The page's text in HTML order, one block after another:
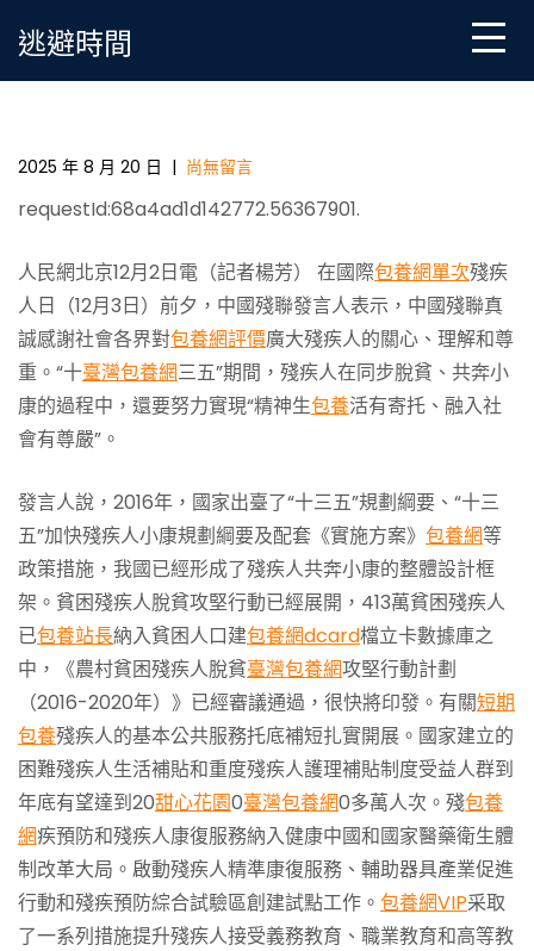
逃避時間
“十三五”殘疾一包養網心得人努力實現融入社會有尊嚴
2025 年 8 月 20 日 | 尚無留言
requestId:68a4ad1d142772.56367901.
人民網北京12月2日電（記者楊芳） 在國際包養網單次殘疾
人日（12月3日）前夕，中國殘聯發言人表示，中國殘聯真
誠感謝社會各界對包養網評價廣大殘疾人的關心、理解和尊
重。“十臺灣包養網三五”期間，殘疾人在同步脫貧、共奔小
康的過程中，還要努力實現“精神生包養活有寄托、融入社
會有尊嚴”。
發言人說，2016年，國家出臺了“十三五”規劃綱要、“十三
五”加快殘疾人小康規劃綱要及配套《實施方案》 包養網等
政策措施，我國已經形成了殘疾人共奔小康的整體設計框
架。貧困殘疾人脫貧攻堅行動已經展開，413萬貧困殘疾人
已包養站長納入貧困人口建包養網dcard檔立卡數據庫之
中，《農村貧困殘疾人脫貧臺灣包養網攻堅行動計劃
（2016-2020年）》已經審議通過，很快將印發。有關短期
包養殘疾人的基本公共服務托底補短扎實開展。國家建立的
困難殘疾人生活補貼和重度殘疾人護理補貼制度受益人群到
年底有望達到20甜心花園0臺灣包養網0多萬人次。殘包養
網疾預防和殘疾人康復服務納入健康中國和國家醫藥衛生體
制改革大局。啟動殘疾人精準康復服務、輔助器具產業促進
行動和殘疾預防綜合試驗區創建試點工作。 包養網VIP采取
了一系列措施提升殘疾人接受義務教育、職業教育和高等教